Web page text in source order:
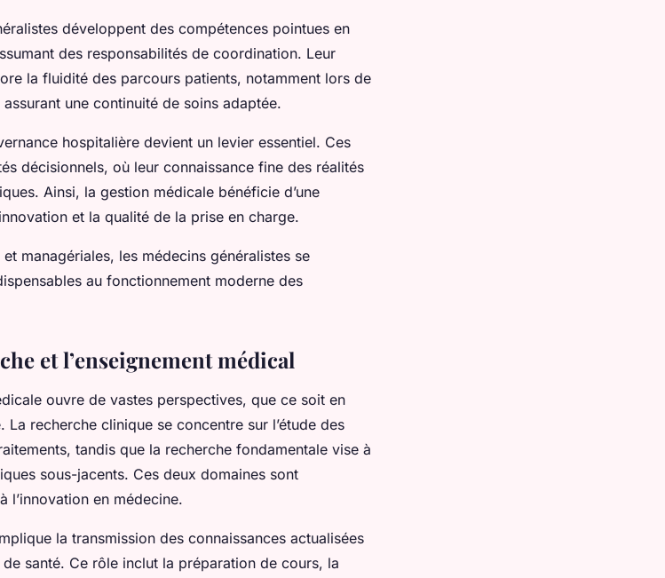
développent des compétences pointues en
des responsabilités de coordination. Leur
la fluidité des parcours patients, notamment lors de
une continuité de soins adaptée.
hospitalière devient un levier essentiel. Ces
décisionnels, où leur connaissance fine des réalités
Ainsi, la gestion médicale bénéficie d’une
et la qualité de la prise en charge.
managériales, les médecins généralistes se
au fonctionnement moderne des
et l’enseignement médical
ouvre de vastes perspectives, que ce soit en
recherche clinique se concentre sur l’étude des
tandis que la recherche fondamentale vise à
sous-jacents. Ces deux domaines sont
l’innovation en médecine.
la transmission des connaissances actualisées
santé. Ce rôle inclut la préparation de cours, la